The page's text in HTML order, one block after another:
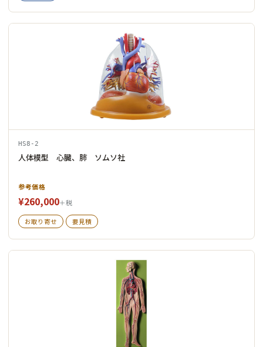
HS8-2
人体模型 心臓、肺 ソムソ社
参考価格
¥260,000＋税
お取り寄せ 要見積